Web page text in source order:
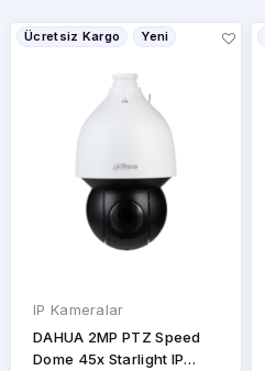
Ücretsiz Kargo Yeni
IP Kameralar
DAHUA 2MP PTZ Speed
Dome 45x Starlight IP